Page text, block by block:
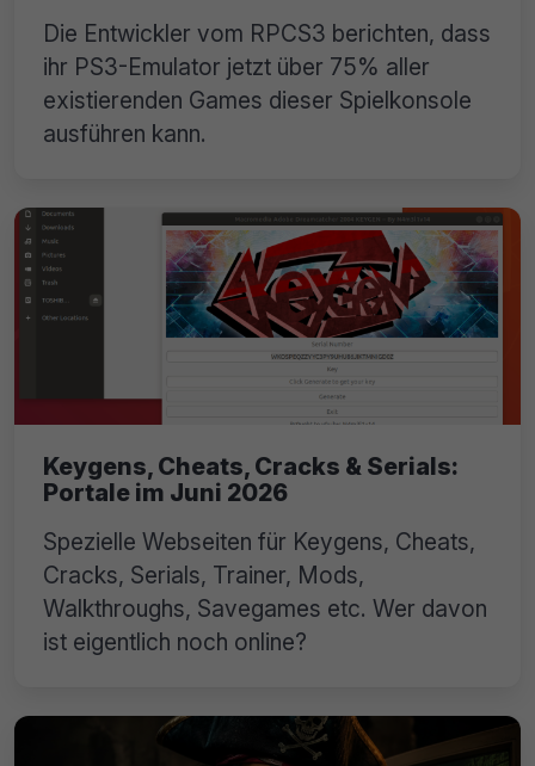
Die Entwickler vom RPCS3 berichten, dass
ihr PS3-Emulator jetzt über 75% aller
existierenden Games dieser Spielkonsole
ausführen kann.
Keygens, Cheats, Cracks & Serials:
Portale im Juni 2026
Spezielle Webseiten für Keygens, Cheats,
Cracks, Serials, Trainer, Mods,
Walkthroughs, Savegames etc. Wer davon
ist eigentlich noch online?